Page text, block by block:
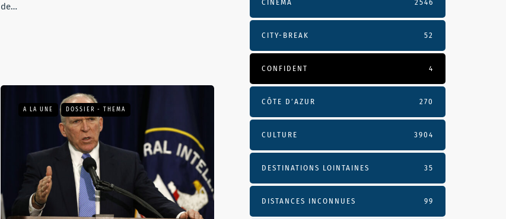
de…
A LA UNE DOSSIER - THEMA
CINÉMA 2546
CITY-BREAK 52
CONFIDENT 4
CÔTE D’AZUR 270
CULTURE 3904
DESTINATIONS LOINTAINES 35
DISTANCES INCONNUES 99